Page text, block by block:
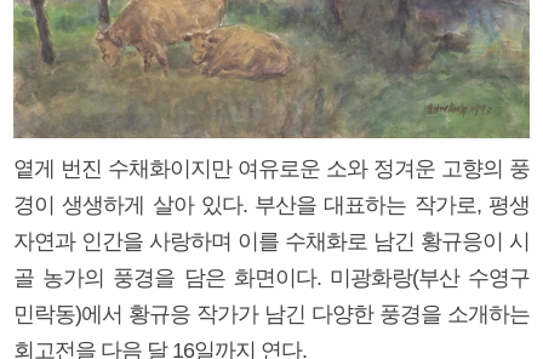
옅게 번진 수채화이지만 여유로운 소와 정겨운 고향의 풍
경이 생생하게 살아 있다. 부산을 대표하는 작가로, 평생
자연과 인간을 사랑하며 이를 수채화로 남긴 황규응이 시
골 농가의 풍경을 담은 화면이다. 미광화랑(부산 수영구
민락동)에서 황규응 작가가 남긴 다양한 풍경을 소개하는
회고전을 다음 달 16일까지 연다.